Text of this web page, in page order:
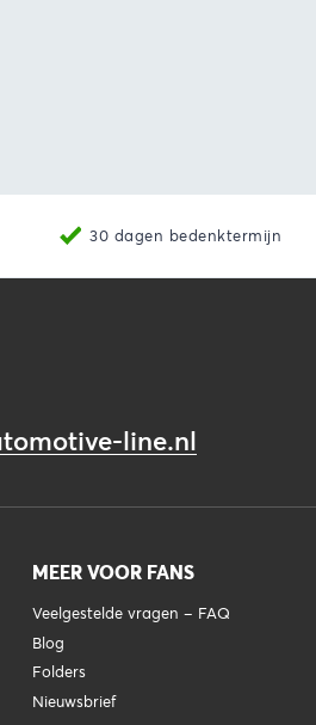
30 dagen bedenktermijn
line.nl
MEER VOOR FANS
Veelgestelde vragen – FAQ
Blog
Folders
Nieuwsbrief